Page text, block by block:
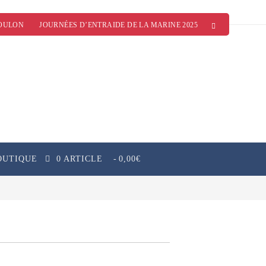
JOURNÉES D’ENTRAIDE DE LA MARINE 2025
0 ARTICLE 0,00€